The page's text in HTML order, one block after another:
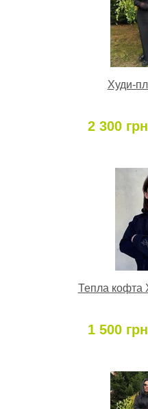
Худи-
2 300 грн
Тепла кофта
1 500 грн